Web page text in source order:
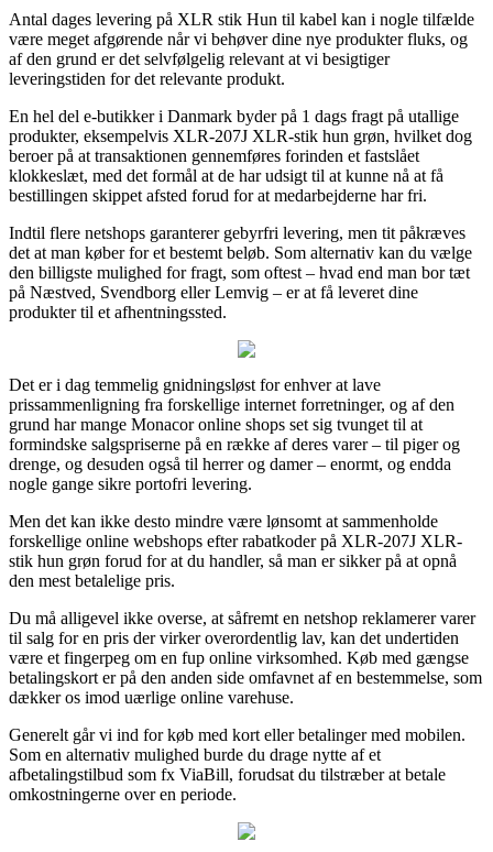
Antal dages levering på XLR stik Hun til kabel kan i nogle tilfælde
være meget afgørende når vi behøver dine nye produkter fluks, og
af den grund er det selvfølgelig relevant at vi besigtiger
leveringstiden for det relevante produkt.
En hel del e-butikker i Danmark byder på 1 dags fragt på utallige
produkter, eksempelvis XLR-207J XLR-stik hun grøn, hvilket dog
beroer på at transaktionen gennemføres forinden et fastslået
klokkeslæt, med det formål at de har udsigt til at kunne nå at få
bestillingen skippet afsted forud for at medarbejderne har fri.
Indtil flere netshops garanterer gebyrfri levering, men tit påkræves
det at man køber for et bestemt beløb. Som alternativ kan du vælge
den billigste mulighed for fragt, som oftest – hvad end man bor tæt
på Næstved, Svendborg eller Lemvig – er at få leveret dine
produkter til et afhentningssted.
Det er i dag temmelig gnidningsløst for enhver at lave
prissammenligning fra forskellige internet forretninger, og af den
grund har mange Monacor online shops set sig tvunget til at
formindske salgspriserne på en række af deres varer – til piger og
drenge, og desuden også til herrer og damer – enormt, og endda
nogle gange sikre portofri levering.
Men det kan ikke desto mindre være lønsomt at sammenholde
forskellige online webshops efter rabatkoder på XLR-207J XLR-
stik hun grøn forud for at du handler, så man er sikker på at opnå
den mest betalelige pris.
Du må alligevel ikke overse, at såfremt en netshop reklamerer varer
til salg for en pris der virker overordentlig lav, kan det undertiden
være et fingerpeg om en fup online virksomhed. Køb med gængse
betalingskort er på den anden side omfavnet af en bestemmelse, som
dækker os imod uærlige online varehuse.
Generelt går vi ind for køb med kort eller betalinger med mobilen.
Som en alternativ mulighed burde du drage nytte af et
afbetalingstilbud som fx ViaBill, forudsat du tilstræber at betale
omkostningerne over en periode.